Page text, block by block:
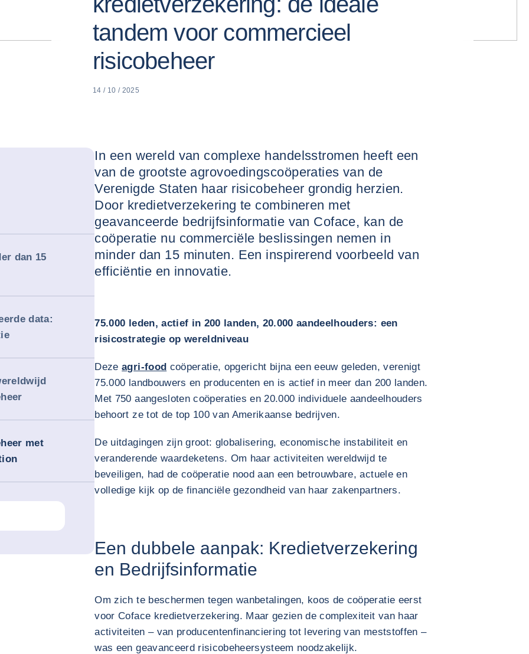
tandem voor commercieel
risicobeheer
14 / 10 / 2025
dan 15
data:
met
In een wereld van complexe handelsstromen heeft een
van de grootste agrovoedingscoöperaties van de
Verenigde Staten haar risicobeheer grondig herzien.
Door kredietverzekering te combineren met
geavanceerde bedrijfsinformatie van Coface, kan de
coöperatie nu commerciële beslissingen nemen in
minder dan 15 minuten. Een inspirerend voorbeeld van
efficiëntie en innovatie.
75.000 leden, actief in 200 landen, 20.000 aandeelhouders: een
risicostrategie op wereldniveau
Dezeagri-food coöperatie, opgericht bijna een eeuw geleden, verenigt
75.000 landbouwers en producenten en is actief in meer dan 200 landen.
Met 750 aangesloten coöperaties en 20.000 individuele aandeelhouders
behoort ze tot de top 100 van Amerikaanse bedrijven.
De uitdagingen zijn groot: globalisering, economische instabiliteit en
veranderende waardeketens. Om haar activiteiten wereldwijd te
beveiligen, had de coöperatie nood aan een betrouwbare, actuele en
volledige kijk op de financiële gezondheid van haar zakenpartners.
Een dubbele aanpak: Kredietverzekering
en Bedrijfsinformatie
Om zich te beschermen tegen wanbetalingen, koos de coöperatie eerst
voor Coface kredietverzekering. Maar gezien de complexiteit van haar
activiteiten – van producentenfinanciering tot levering van meststoffen –
was een geavanceerd risicobeheersysteem noodzakelijk.